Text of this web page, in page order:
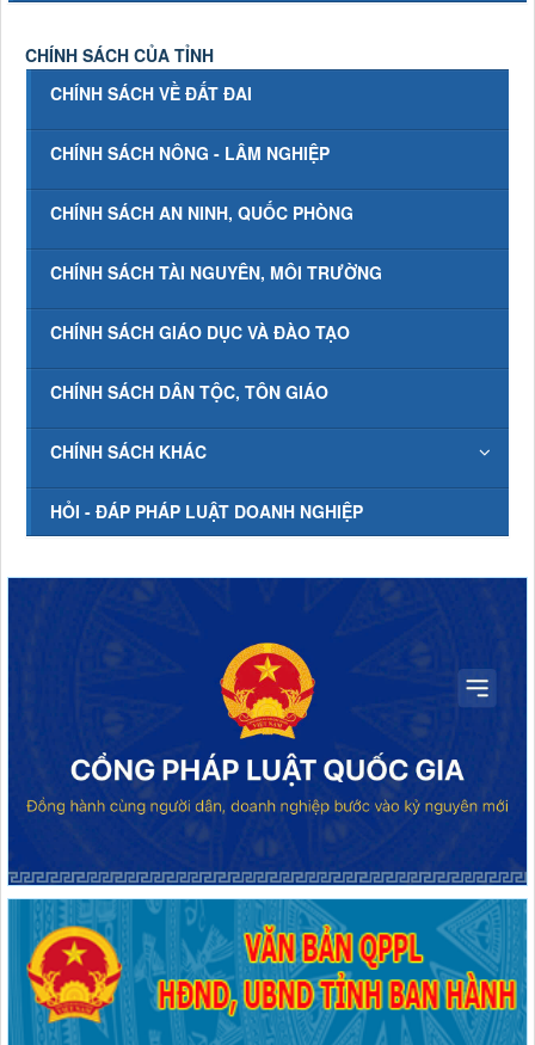
CHÍNH SÁCH CỦA TỈNH
CHÍNH SÁCH VỀ ĐẤT ĐAI
CHÍNH SÁCH NÔNG - LÂM NGHIỆP
CHÍNH SÁCH AN NINH, QUỐC PHÒNG
CHÍNH SÁCH TÀI NGUYÊN, MÔI TRƯỜNG
CHÍNH SÁCH GIÁO DỤC VÀ ĐÀO TẠO
CHÍNH SÁCH DÂN TỘC, TÔN GIÁO
CHÍNH SÁCH KHÁC
HỎI - ĐÁP PHÁP LUẬT DOANH NGHIỆP